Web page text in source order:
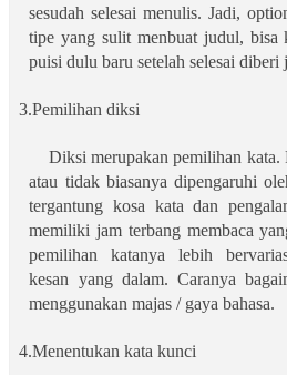
sesudah selesai menulis. Jadi,
tipe yang sulit menbuat judul, bisa
puisi dulu baru setelah selesai diberi
3.Pemilihan diksi
Diksi merupakan pemilihan
atau tidak biasanya dipengaruhi
tergantung kosa kata dan
memiliki jam terbang membaca
pemilihan katanya lebih
kesan yang dalam. Caranya
menggunakan majas / gaya bahasa.
4.Menentukan kata kunci